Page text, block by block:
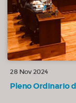
28 Nov 2024
Pleno Ordinario